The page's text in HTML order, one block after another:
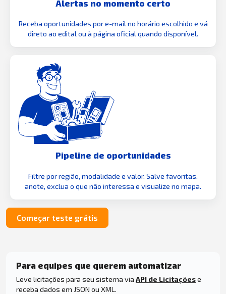
Alertas no momento certo
Receba oportunidades por e-mail no horário escolhido e vá
direto ao edital ou à página oficial quando disponível.
Pipeline de oportunidades
Filtre por região, modalidade e valor. Salve favoritas,
anote, exclua o que não interessa e visualize no mapa.
Começar teste grátis
Para equipes que querem automatizar
Leve licitações para seu sistema via API de Licitaçõese
receba dados em JSON ou XML.